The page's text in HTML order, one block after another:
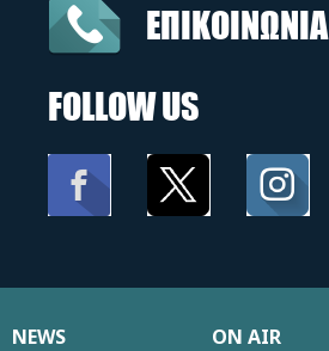
ΕΠΙΚΟΙΝΩΝΙΑ
FOLLOW US
NEWS ON AIR